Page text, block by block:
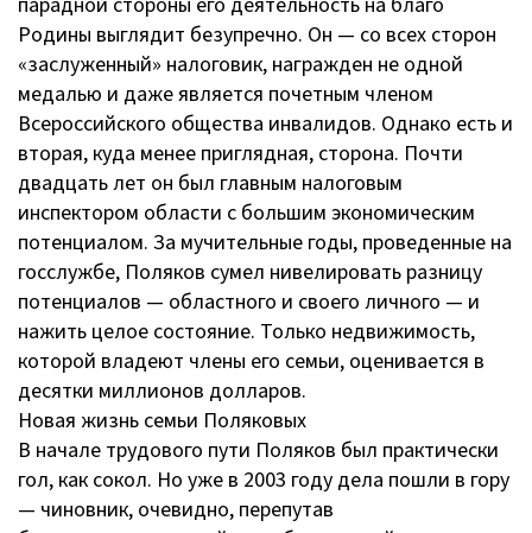
Родины выглядит безупречно. Он — со всех сторон
«заслуженный» налоговик, награжден не одной
медалью и даже является почетным членом
Всероссийского общества инвалидов. Однако есть и
вторая, куда менее приглядная, сторона. Почти
двадцать лет он был главным налоговым
инспектором области с большим экономическим
потенциалом. За мучительные годы, проведенные на
госслужбе, Поляков сумел нивелировать разницу
потенциалов — областного и своего личного — и
нажить целое состояние. Только недвижимость,
которой владеют члены его семьи, оценивается в
десятки миллионов долларов.
Новая жизнь семьи Поляковых
В начале трудового пути Поляков был практически
гол, как сокол. Но уже в 2003 году дела пошли в гору
— чиновник, очевидно, перепутав